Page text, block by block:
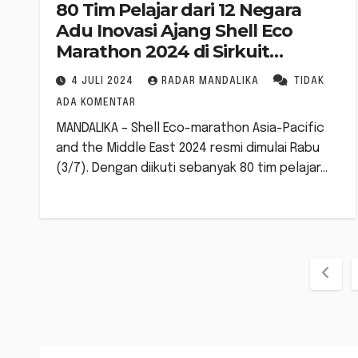
80 Tim Pelajar dari 12 Negara
Adu Inovasi Ajang Shell Eco
Marathon 2024 di Sirkuit
Mandalika
4 JULI 2024 RADAR MANDALIKA TIDAK
ADA KOMENTAR
MANDALIKA – Shell Eco-marathon Asia-Pacific
and the Middle East 2024 resmi dimulai Rabu
(3/7). Dengan diikuti sebanyak 80 tim pelajar…